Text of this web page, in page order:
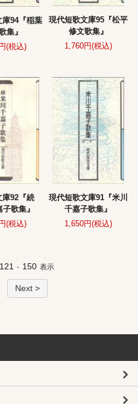
庫94『稲葉
集』
(税込)
現代短歌文庫95『松平
修文歌集』
1,760円(税込)
庫92『続
歌集』
(税込)
現代短歌文庫91『米川
千嘉子歌集』
1,650円(税込)
121 - 150 表示
Next >